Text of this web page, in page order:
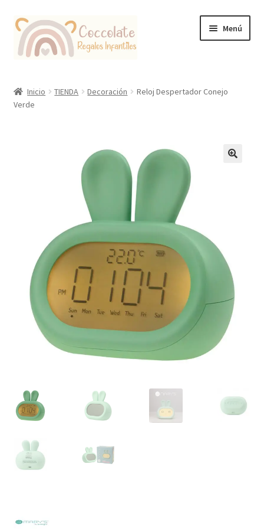
Ir
la
Ir
contenido
Menú
Coccolate Puericultura y Juguetería Educativa
Inicio TIENDA Decoración
Reloj Despertador Conejo
Verde